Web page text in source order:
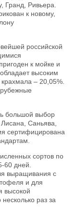
Гранд, Ривьера.
к новому,
российской
к мойке и
высоким
– 20,05%.
большой выбор
Саньява,
сертифицирована
сортов по
60 дней.
выращивания с
и для
высокой
раз за